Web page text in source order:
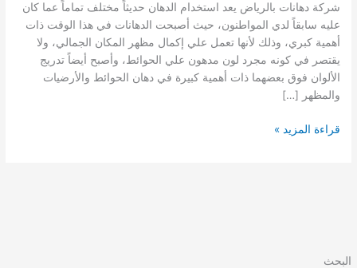
البحث
شركة دهانات بالرياض يعد استخدام الدهان حديثاً مختلف تماماً عما كان
عليه سابقاً لدي المواطنون، حيث أصبحت الدهانات في هذا الوقت ذات
أهمية كبري، وذلك لأنها تعمل علي إكمال مظهر المكان الجمالي، ولا
يقتصر في كونه مجرد لون مدهون علي الحوائط، وأصبح أيضاً تدريج
الألوان فوق بعضهما ذات أهمية كبيرة في دهان الحوائط والأرضيات
والمظهر […]
شركة
قراءة المزيد »